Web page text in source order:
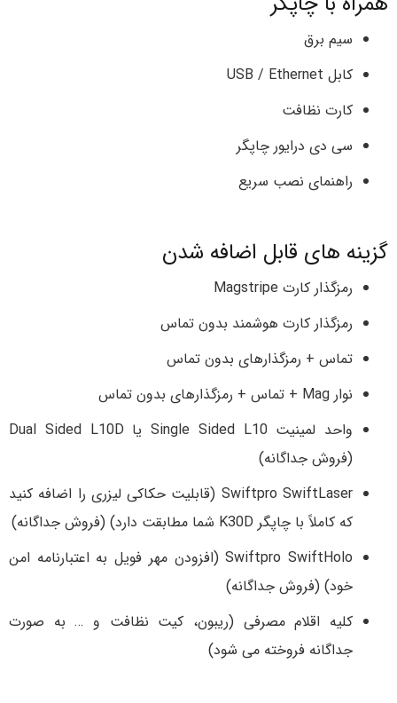
سیم برق
کابل USB / Ethernet
کارت نظافت
سی دی درایور چاپگر
راهنمای نصب سریع
گزینه های قابل اضافه شدن
رمزگذار کارت Magstripe
رمزگذار کارت هوشمند بدون تماس
تماس + رمزگذارهای بدون تماس
نوار Mag + تماس + رمزگذارهای بدون تماس
واحد لمینیت Single Sided L10 یا Dual Sided L10D
(فروش جداگانه)
Swiftpro SwiftLaser (قابلیت حکاکی لیزری را اضافه کنید
که کاملاً با چاپگر K30D شما مطابقت دارد) (فروش جداگانه)
Swiftpro SwiftHolo (افزودن مهر فویل به اعتبارنامه امن
خود) (فروش جداگانه)
کلیه اقلام مصرفی (ریبون، کیت نظافت و … به صورت
جداگانه فروخته می شود)